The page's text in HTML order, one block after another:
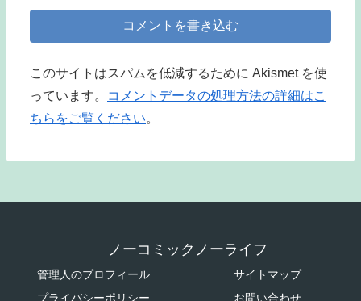
コメントを書き込む
このサイトはスパムを低減するために Akismet を使
っています。
コメントデータの処理方法の詳細はこ
ちらをご覧ください。
ノーコミックノーライフ
管理人のプロフィール
サイトマップ
プライバシーポリシー
お問い合わせ